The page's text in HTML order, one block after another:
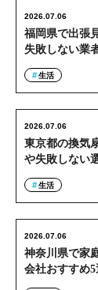
福岡県で出張
失敗しない業
2026.07.06
生活
東京都の換気
や失敗しない
2026.07.06
生活
神奈川県で家
会社おすすめ
2026.07.06